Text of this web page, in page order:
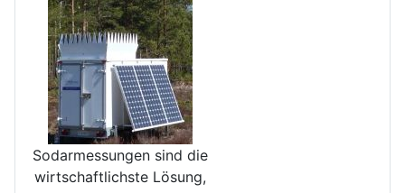
Sodarmessungen sind die
wirt­schaftlichste Lösung,